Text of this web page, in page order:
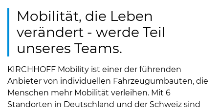
Mobilität, die Leben
verändert - werde Teil
unseres Teams.
KIRCHHOFF Mobility ist einer der führenden
Anbieter von individuellen Fahrzeugumbauten, die
Menschen mehr Mobilität verleihen. Mit 6
Standorten in Deutschland und der Schweiz sind